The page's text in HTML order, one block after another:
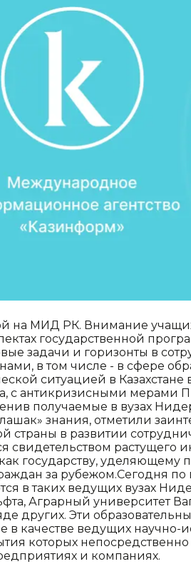
на МИД РК. Внимание
государственной
задачи и горизонты в
в том числе - в сфере
ситуацией в Казахстане
с антикризисными мерами
получаемые в вузах
знания, отметили
страны в развитии
свидетельством растущего
государству, уделяющему
за рубежом.Сегодня по
в таких ведущих вузах
Аграрный университет
других. Эти
в качестве ведущих научно-
которых
и компаниях.